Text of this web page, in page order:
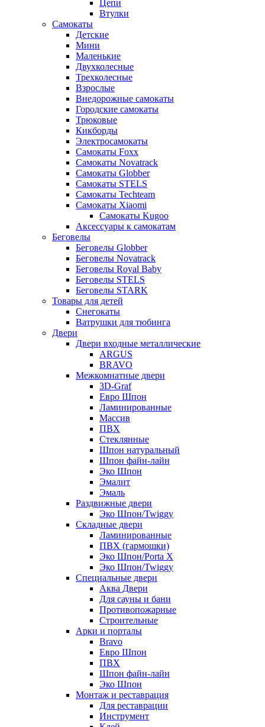
Цепи
Втулки
Самокаты
Детские
Мини
Маленькие
Двухколесные
Трехколесные
Взрослые
Внедорожные самокаты
Городские самокаты
Трюковые
Кикборды
Электросамокаты
Самокаты Foxx
Самокаты Novatrack
Самокаты Globber
Самокаты STELS
Самокаты Techteam
Самокаты Xiaomi
Самокаты Kugoo
Аксессуары к самокатам
Беговелы
Беговелы Globber
Беговелы Novatrack
Беговелы Royal Baby
Беговелы STELS
Беговелы STARK
Товары для детей
Снегокаты
Ватрушки для тюбинга
Двери
Двери входные металлические
ARGUS
BRAVO
Межкомнатные двери
3D-Graf
Евро Шпон
Ламинированные
Массив
ПВХ
Стеклянные
Шпон натуральный
Шпон файн-лайн
Эко Шпон
Эмалит
Эмаль
Раздвижные двери
Эко Шпон/Twiggy
Складные двери
Ламинированные
ПВХ (гармошки)
Эко Шпон/Porta X
Эко Шпон/Twiggy
Специальные двери
Аква Двери
Для сауны и бани
Противопожарные
Строительные
Арки и порталы
Bravo
Евро Шпон
ПВХ
Шпон файн-лайн
Эко Шпон
Монтаж и реставрация
Для реставрации
Инструмент